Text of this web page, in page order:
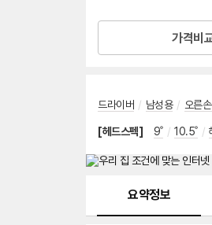
가격비
드라이버 / 남성용 / 오른
[헤드스펙] 9˚ / 10.5˚ /
요약정보